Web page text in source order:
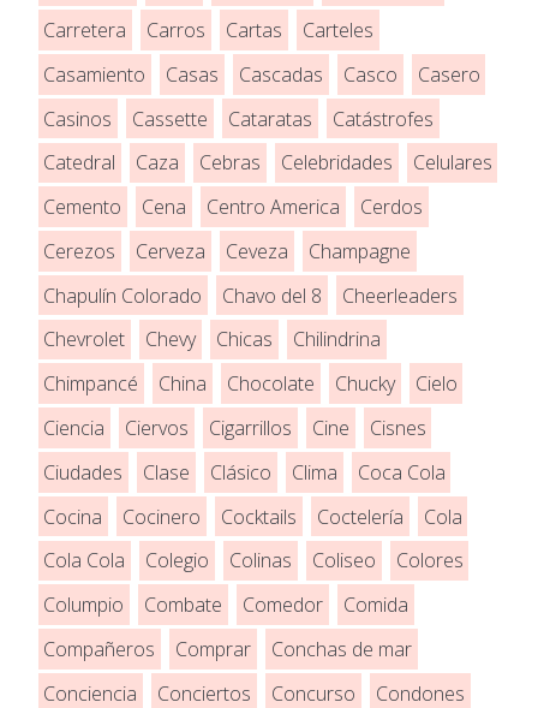
Carretera Carros Cartas
Carteles
Casamiento
Casas Cascadas Casco
Casero
Casinos
Cassette Cataratas
Catástrofes
Catedral
Caza Cebras Celebridades
Celulares
Cemento
Cena Centro America
Cerdos
Cerezos
Cerveza Ceveza
Champagne
Chapulín Colorado
Chavo del 8
Cheerleaders
Chevrolet
Chevy Chicas
Chilindrina
Chimpancé
China Chocolate Chucky
Cielo
Ciencia
Ciervos Cigarrillos Cine
Cisnes
Ciudades
Clase Clásico Clima
Coca Cola
Cocina
Cocinero Cocktails Coctelería
Cola
Cola Cola
Colegio Colinas Coliseo
Colores
Columpio
Combate Comedor
Comida
Compañeros
Comprar
Conchas de mar
Conciencia
Conciertos Concurso
Condones